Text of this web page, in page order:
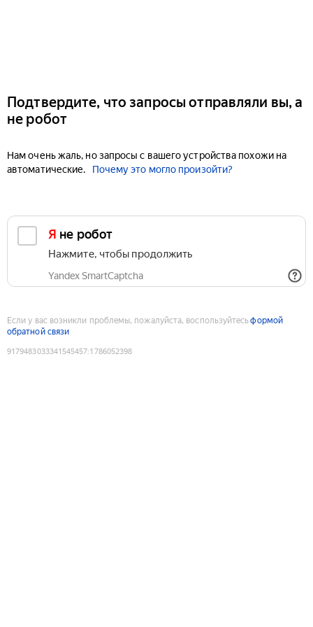
Подтвердите, что запросы отправляли вы, а
не робот
Нам очень жаль, но запросы с вашего устройства похожи на
автоматические.
Почему это могло произойти?
Я не робот
Нажмите, чтобы продолжить
Yandex SmartCaptcha
Если у вас возникли проблемы, пожалуйста, воспользуйтесьформой
обратной связи
9179483033341545457:1786052398